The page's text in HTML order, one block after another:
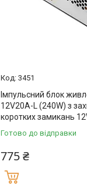
3451
Імпульсний блок
12V20A-L (240W) з
коротких замикань
Готово до відправки
775 ₴